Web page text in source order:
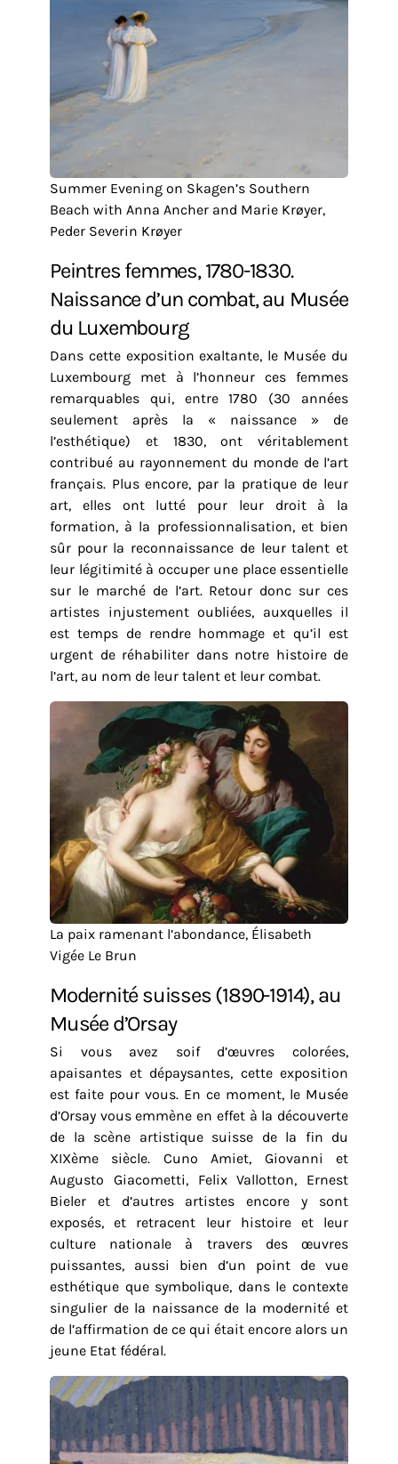
Summer Evening on Skagen’s Southern
Beach with Anna Ancher and Marie Krøyer,
Peder Severin Krøyer
Peintres femmes, 1780-1830.
Naissance d’un combat, au Musée
du Luxembourg
Dans cette exposition exaltante, le Musée du
Luxembourg met à l’honneur ces femmes
remarquables qui, entre 1780 (30 années
seulement après la « naissance » de
l’esthétique) et 1830, ont véritablement
contribué au rayonnement du monde de l’art
français. Plus encore, par la pratique de leur
art, elles ont lutté pour leur droit à la
formation, à la professionnalisation, et bien
sûr pour la reconnaissance de leur talent et
leur légitimité à occuper une place essentielle
sur le marché de l’art. Retour donc sur ces
artistes injustement oubliées, auxquelles il
est temps de rendre hommage et qu’il est
urgent de réhabiliter dans notre histoire de
l’art, au nom de leur talent et leur combat.
La paix ramenant l’abondance, Élisabeth
Vigée Le Brun
Modernité suisses (1890-1914), au
Musée d’Orsay
Si vous avez soif d’œuvres colorées,
apaisantes et dépaysantes, cette exposition
est faite pour vous. En ce moment, le Musée
d’Orsay vous emmène en effet à la découverte
de la scène artistique suisse de la fin du
XIXème siècle. Cuno Amiet, Giovanni et
Augusto Giacometti, Felix Vallotton, Ernest
Bieler et d’autres artistes encore y sont
exposés, et retracent leur histoire et leur
culture nationale à travers des œuvres
puissantes, aussi bien d’un point de vue
esthétique que symbolique, dans le contexte
singulier de la naissance de la modernité et
de l’affirmation de ce qui était encore alors un
jeune Etat fédéral.